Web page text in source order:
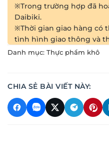
※Trong trường hợp đã
Daibiki.
※Thời gian giao hàng có
tình hình giao thông và
Danh mục: Thực phẩm khô
CHIA SẺ BÀI VIẾT NÀY: